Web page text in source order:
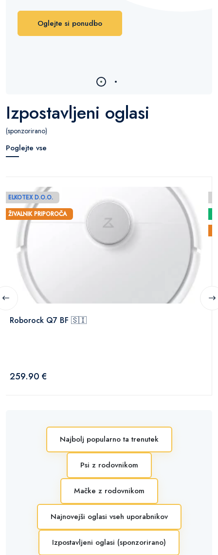
Oglejte si ponudbo
Izpostavljeni oglasi
(sponzorirano)
Poglejte vse
ELKOTEX D.O.O.
ŽIVALNIK PRIPOROČA
Roborock Q7 BF 🇸🇮
259.90 €
Najbolj popularno ta trenutek
Psi z rodovnikom
Mačke z rodovnikom
Najnovejši oglasi vseh uporabnikov
Izpostavljeni oglasi (sponzorirano)